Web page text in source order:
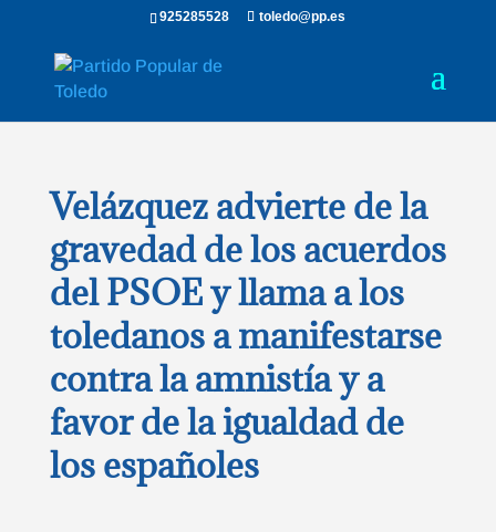
925285528 toledo@pp.es
Velázquez advierte de la
gravedad de los acuerdos
del PSOE y llama a los
toledanos a manifestarse
contra la amnistía y a
favor de la igualdad de
los españoles